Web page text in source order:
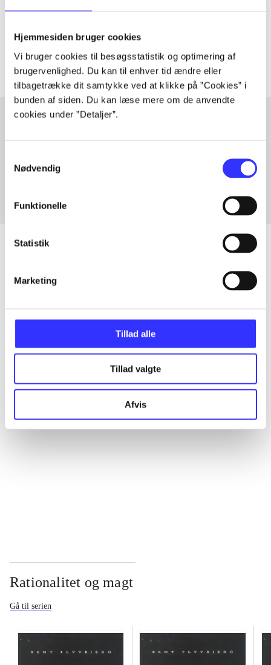
Hjemmesiden bruger cookies
Vi bruger cookies til besøgsstatistik og optimering af
brugervenlighed. Du kan til enhver tid ændre eller
tilbagetrække dit samtykke ved at klikke på ”Cookies” i
bunden af siden. Du kan læse mere om de anvendte
cookies under ”Detaljer”.
Nødvendig
Funktionelle
Statistik
Marketing
Tillad alle
Tillad valgte
Afvis
Artiklerne i handler ofte om
Fra
Artikler
Rationalitet og magt
Gå til serien